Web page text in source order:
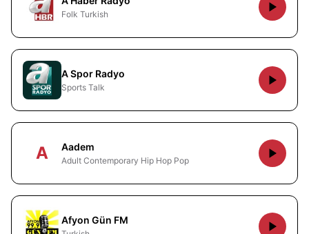
Folk Turkish
A Spor Radyo
Sports Talk
A Aadem
Adult Contemporary Hip Hop Pop
Afyon Gün FM